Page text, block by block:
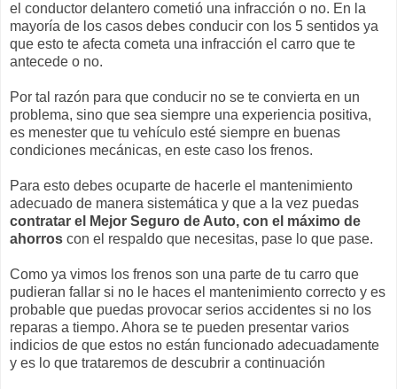
el conductor delantero cometió una infracción o no. En la
mayoría de los casos debes conducir con los 5 sentidos ya
que esto te afecta cometa una infracción el carro que te
antecede o no.
Por tal razón para que conducir no se te convierta en un
problema, sino que sea siempre una experiencia positiva,
es menester que tu vehículo esté siempre en buenas
condiciones mecánicas, en este caso los frenos.
Para esto debes ocuparte de hacerle el mantenimiento
adecuado de manera sistemática y que a la vez puedas
contratar el Mejor Seguro de Auto, con el máximo de
ahorros con el respaldo que necesitas, pase lo que pase.
Como ya vimos los frenos son una parte de tu carro que
pudieran fallar si no le haces el mantenimiento correcto y es
probable que puedas provocar serios accidentes si no los
reparas a tiempo. Ahora se te pueden presentar varios
indicios de que estos no están funcionado adecuadamente
y es lo que trataremos de descubrir a continuación